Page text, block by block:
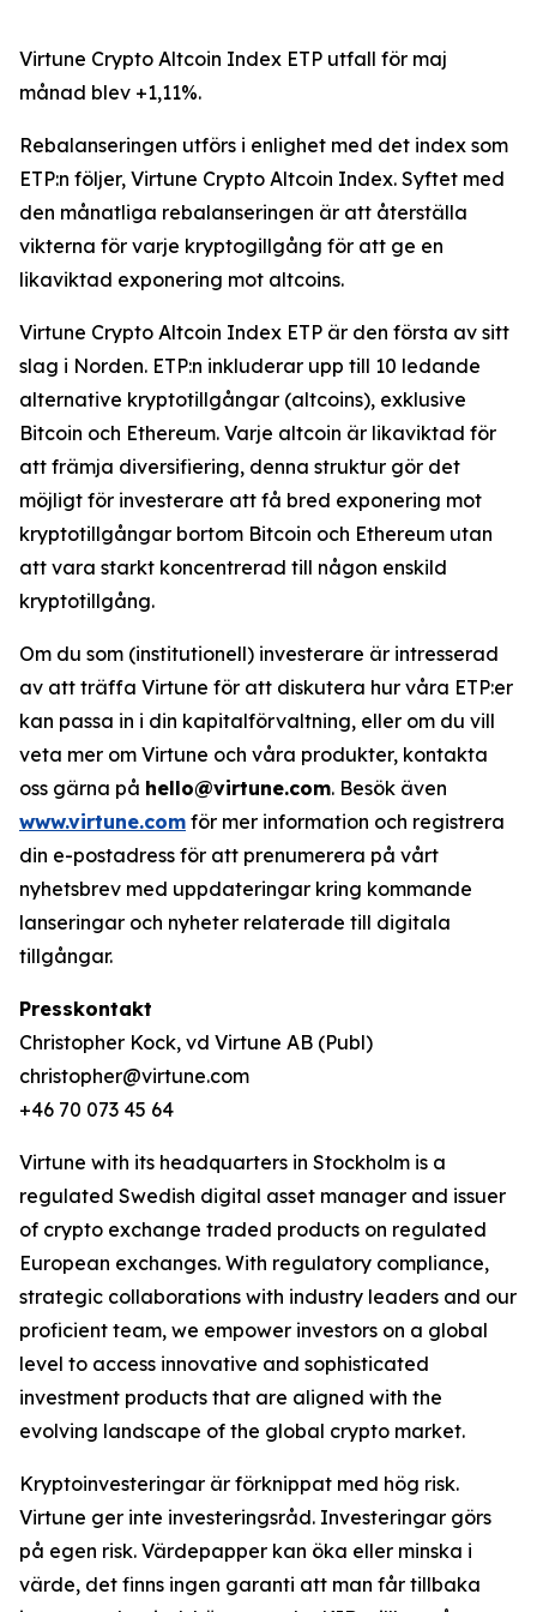
Virtune Crypto Altcoin Index ETP utfall för maj
månad blev +1,11%.
Rebalanseringen utförs i enlighet med det index som
ETP:n följer, Virtune Crypto Altcoin Index. Syftet med
den månatliga rebalanseringen är att återställa
vikterna för varje kryptogillgång för att ge en
likaviktad exponering mot altcoins.
Virtune Crypto Altcoin Index ETP är den första av sitt
slag i Norden. ETP:n inkluderar upp till 10 ledande
alternative kryptotillgångar (altcoins), exklusive
Bitcoin och Ethereum. Varje altcoin är likaviktad för
att främja diversifiering, denna struktur gör det
möjligt för investerare att få bred exponering mot
kryptotillgångar bortom Bitcoin och Ethereum utan
att vara starkt koncentrerad till någon enskild
kryptotillgång.
Om du som (institutionell) investerare är intresserad
av att träffa Virtune för att diskutera hur våra ETP:er
kan passa in i din kapitalförvaltning, eller om du vill
veta mer om Virtune och våra produkter, kontakta
oss gärna på hello@virtune.com. Besök även
www.virtune.com för mer information och registrera
din e-postadress för att prenumerera på vårt
nyhetsbrev med uppdateringar kring kommande
lanseringar och nyheter relaterade till digitala
tillgångar.
Presskontakt
Christopher Kock, vd Virtune AB (Publ)
christopher@virtune.com
+46 70 073 45 64
Virtune with its headquarters in Stockholm is a
regulated Swedish digital asset manager and issuer
of crypto exchange traded products on regulated
European exchanges. With regulatory compliance,
strategic collaborations with industry leaders and our
proficient team, we empower investors on a global
level to access innovative and sophisticated
investment products that are aligned with the
evolving landscape of the global crypto market.
Kryptoinvesteringar är förknippat med hög risk.
Virtune ger inte investeringsråd. Investeringar görs
på egen risk. Värdepapper kan öka eller minska i
värde, det finns ingen garanti att man får tillbaka